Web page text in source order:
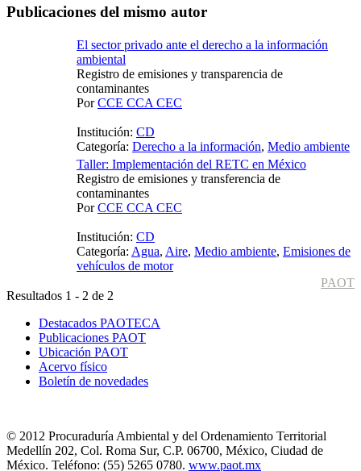
Publicaciones del mismo autor
El sector privado ante el derecho a la información
ambiental
Registro de emisiones y transparencia de
contaminantes
PorCCE CCA CEC
Institución: CD
Categoría: Derecho a la información, Medio ambiente
Taller: Implementación del RETC en México
Registro de emisiones y transferencia de
contaminantes
PorCCE CCA CEC
Institución: CD
Categoría: Agua, Aire, Medio ambiente, Emisiones de
vehículos de motor
PAOT
Resultados 1 - 2 de 2
Destacados PAOTECA
Publicaciones PAOT
Ubicación PAOT
Acervo físico
Boletín de novedades
© 2012 Procuraduría Ambiental y del Ordenamiento Territorial
Medellín 202, Col. Roma Sur, C.P. 06700, México, Ciudad de
México. Teléfono: (55) 5265 0780. www.paot.mx